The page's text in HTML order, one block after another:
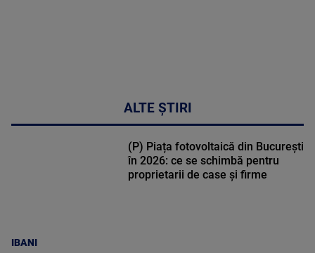
ALTE ȘTIRI
IBANI
(P) Piața fotovoltaică din București
în 2026: ce se schimbă pentru
proprietarii de case și firme